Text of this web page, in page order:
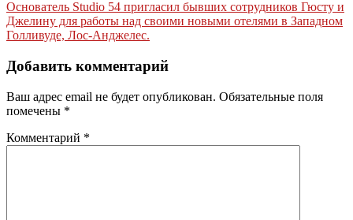
записям
Основатель Studio 54 пригласил бывших сотрудников Гюсту и
Джелину для работы над своими новыми отелями в Западном
Голливуде, Лос-Анджелес.
Добавить комментарий
Ваш адрес email не будет опубликован. Обязательные поля
помечены *
Комментарий *